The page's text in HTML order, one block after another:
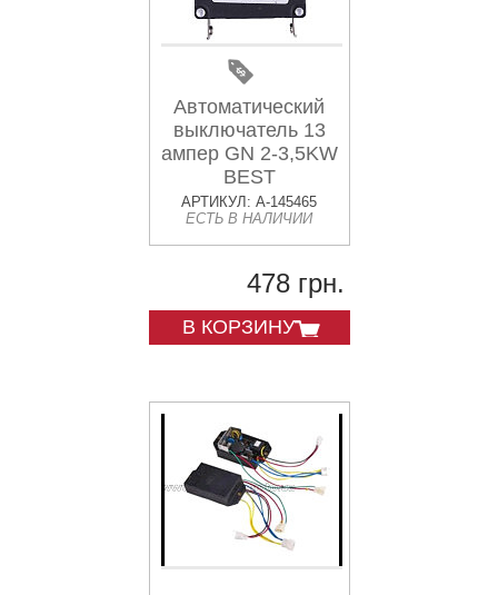
Автоматический
выключатель 13
ампер GN 2-3,5KW
BEST
АРТИКУЛ: A-145465
ЕСТЬ В НАЛИЧИИ
478 грн.
В КОРЗИНУ